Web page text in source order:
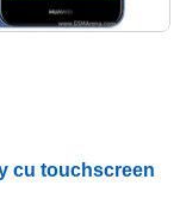
cu touchscreen